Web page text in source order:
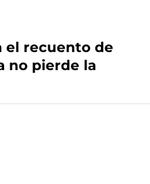
el recuento de
no pierde la